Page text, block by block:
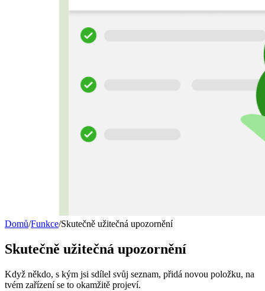
Domů/Funkce/Skutečně užitečná upozornění
Skutečně užitečná upozornění
Když někdo, s kým jsi sdílel svůj seznam, přidá novou položku, na
tvém zařízení se to okamžitě projeví.